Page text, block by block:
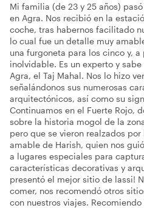
Mi familia (de 23 y 25 años)
en Agra. Nos recibió en la
coche, tras habernos facilitado
lo cual fue un detalle muy
una furgoneta para los cinco y,
inolvidable. Es un experto y
Agra, el Taj Mahal. Nos lo hizo
señalándonos sus numerosas
arquitectónicos, así como su
Continuamos en el Fuerte Rojo,
sobre la historia mogol de la
pero que se vieron realzados
amable de Harish, quien nos
a lugares especiales para
características decorativas y
presentó el mejor sitio de lassi!
comer, nos recomendó otros
con nuestros viajes.